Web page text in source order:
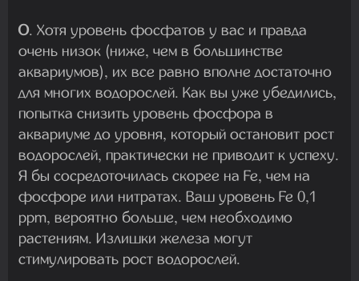
О. Хотя уровень фосфатов у вас и правда
очень низок (ниже, чем в большинстве
аквариумов), их все равно вполне достаточно
для многих водорослей. Как вы уже убедились,
попытка снизить уровень фосфора в
аквариуме до уровня, который остановит рост
водорослей, практически не приводит к успеху.
Я бы сосредоточилась скорее на Fe, чем на
фосфоре или нитратах. Ваш уровень Fe 0,1
ppm, вероятно больше, чем необходимо
растениям. Излишки железа могут
стимулировать рост водорослей.